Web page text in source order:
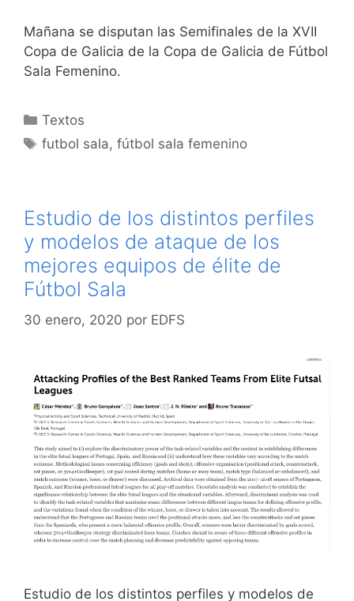
Mañana se disputan las Semifinales de la XVII
Copa de Galicia de la Copa de Galicia de Fútbol
Sala Femenino.
Categorías
Textos
Etiquetas
futbol sala,fútbol sala femenino
Estudio de los distintos perfiles
y modelos de ataque de los
mejores equipos de élite de
Fútbol Sala
30 enero, 2020 por EDFS
Estudio de los distintos perfiles y modelos de